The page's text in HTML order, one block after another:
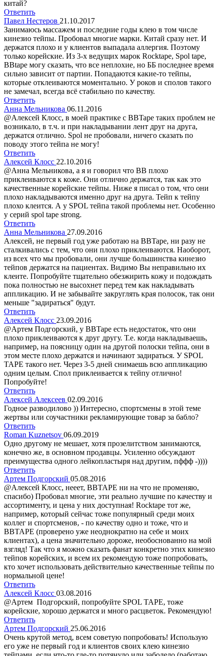
китай?
Ответить
Павел Нестеров 21.10.2017
Занимаюсь массажем и последние годы клею в том числе
кинезио тейпы. Пробовал многие марки. Китай сразу нет. И
держатся плохо и у клиентов выпадала аллергия. Поэтому
только корейские. Из 3-х ведущих марок Rocktape, Spol tape,
BBtape могу сказать, что все неплохие, но ББ последнее время
сильно зависит от партии. Попадаются какие-то тейпы,
которые отклеиваются моментально. У роков и сполов такого
не замечал, всегда всё стабильно по качеству.
Ответить
Анна Мельникова 06.11.2016
@Алексей Клосс, в моей практике с BBTape таких проблем не
возникало, в т.ч. и при накладывании лент друг на друга,
держатся отлично. Spol не пробовали, ничего сказать по
поводу этого тейпа не могу!
Ответить
Алексей Клосс 22.10.2016
@Анна Мельникова, а я и говорил что BB плохо
приклеиваются к коже. Они отлично держатся, так как это
качественные корейские тейпы. Ниже я писал о том, что они
плохо накладываются именно друг на друга. Тейп к тейпу
плохо клеится. А у SPOL тейпа такой проблемы нет. Особенно
у серий spol tape strong.
Ответить
Анна Мельникова 27.09.2016
Алексей, не первый год уже работаю на BBTape, ни разу не
сталкивались с тем, что они плохо приклеиваются. Наоборот,
из всех что мы пробовали, они лучше большинства кинезио
тейпов держатся на пациентах. Видимо Вы неправильно их
клеите. Попробуйте тщательно обезжирить кожу и подождать
пока полностью не высохнет перед тем как накладывать
аппликацию. И не забывайте закруглять края полосок, так они
меньше "задираться" будут.
Ответить
Алексей Клосс 23.09.2016
@Артем Подгорский, у BBTape есть недостаток, что они
плохо приклеиваются к друг другу. Т.е. когда накладываешь,
например, на поясницу один на другой полоски тейпа, они в
этом месте плохо держатся и начинают задираться. У SPOL
TAPE такого нет. Через 3-5 дней снимаешь всю аппликацию
одним целым. Спол приклеивается к тейпу отлично!
Попробуйте!
Ответить
Алексей Алексеев 02.09.2016
Годное разводилово )) Интересно, спортсмены в этой теме
жертвы или соучастники рекламирующие товар за бабло?
Ответить
Roman Kuznetsov 06.09.2019
Одно другому не мешает, хотя прозелитством занимаются,
конечно же, в основном продавцы. Усиленно обсуждают
преимущества одного лейкопластыря над другим, пффф -))))
Ответить
Артем Подгорский 05.08.2016
@Алексей Клосс, нееет, BBTAPE ни на что не променяю,
спасибо) Пробовал многие, эти реально лучшие по качеству и
ассортименту, и цена у них доступная! Rocktape тот же,
например, который сейчас тоже популярный среди моих
коллег и спортсменов, - по качеству одно и тоже, что и
BBTAPE (проверено уже неоднократно на себе и моих
клиентах), а цена значительно дороже, необоснованно на мой
взгляд! Так что я можно сказать фанат конкретно этих кинезио
тейпов корейских, и всем их рекомендую тоже попробовать,
кто хочет использовать действительно качественные тейпы по
нормальной цене!
Ответить
Алексей Клосс 03.08.2016
@Артем Подгорский, попробуйте SPOL TAPE, тоже
корейские, хорошо держатся и много расцветок. Рекомендую!
Ответить
Артем Подгорский 25.06.2016
Очень крутой метод, всем советую попробовать! Использую
его уже не первый год и клиентов своих клею кинезио